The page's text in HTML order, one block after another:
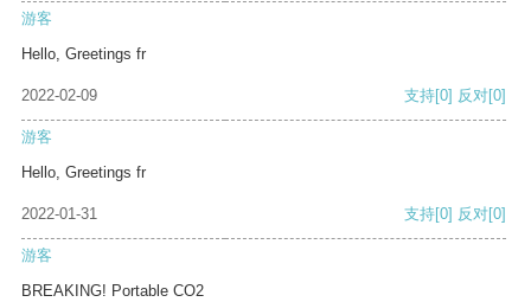
游客
Hello, Greetings fr
2022-02-09 支持[0] 反对[0]
游客
Hello, Greetings fr
2022-01-31 支持[0] 反对[0]
游客
BREAKING! Portable CO2